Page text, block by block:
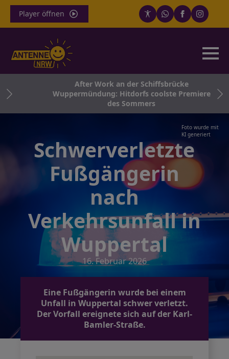
Player öffnen
After Work an der Schiffsbrücke
Wuppermündung: Hitdorfs coolste Premiere
des Sommers
Foto wurde mit
KI generiert
Schwerverletzte
Fußgängerin
nach
Verkehrsunfall in
Wuppertal
16. Februar 2026
Eine Fußgängerin wurde bei einem
Unfall in Wuppertal schwer verletzt.
Der Vorfall ereignete sich auf der Karl-
Bamler-Straße.